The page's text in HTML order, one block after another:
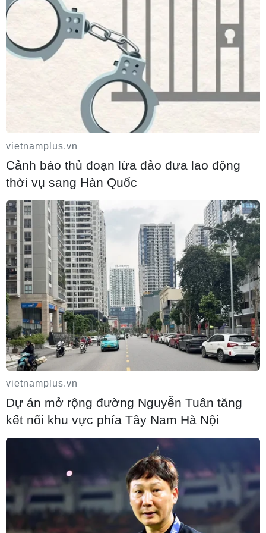
Tuyên Quang khẩn trương khắc phục sạt
lở trên các tuyến giao thông
Cà Mau hợp nhất 4 trường cao đẳng, tăng
quy mô đào tạo nhân lực chất lượng cao
Chiến dịch 500 ngày đêm: Điện Biên hoàn
thành gần 90% thu nhận mẫu ADN thân
nhân liệt sỹ
06/08/2026 18:01
Cảnh báo mưa cường độ lớn trên 100mm
tại Bắc Bộ, Thanh Hóa và Nghệ An
06/08/2026 17:23
Bãi bỏ một số văn bản quy phạm pháp
luật không còn phù hợp
Thanh Hóa dự kiến bắn pháo hoa vào dịp
Quốc khánh 2/9
vietnamplus.vn
Cảnh báo thủ đoạn lừa đảo đưa lao động
thời vụ sang Hàn Quốc
vietnamplus.vn
Dự án mở rộng đường Nguyễn Tuân tăng
kết nối khu vực phía Tây Nam Hà Nội